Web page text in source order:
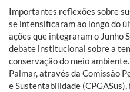
Importantes reflexões sobre
se intensificaram ao longo do
ações que integraram o Junho
debate institucional sobre a
conservação do meio
Palmar, através da Comissão
e Sustentabilidade